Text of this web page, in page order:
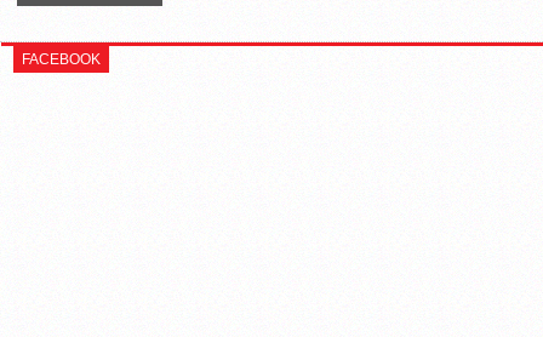
FACEBOOK